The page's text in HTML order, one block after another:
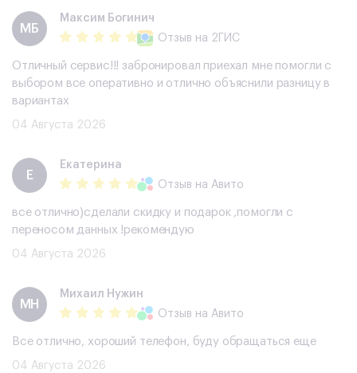
МБ
Максим Богинич
Отзыв на 2ГИС
Отличный сервис!!! забронировал приехал мне помогли с
выбором все оперативно и отлично объяснили разницу в
вариантах
04 Августа 2026
Е
Екатерина
Отзыв на Авито
все отлично)сделали скидку и подарок ,помогли с
переносом данных !рекомендую
04 Августа 2026
МН
Михаил Нужин
Отзыв на Авито
Все отлично, хороший телефон, буду обращаться еще
04 Августа 2026